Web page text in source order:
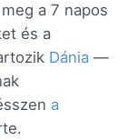
a 7 napos
és a
Dánia —
a